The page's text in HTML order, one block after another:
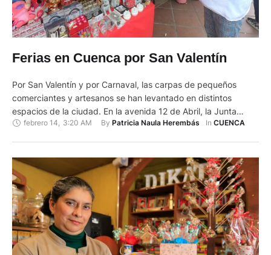
Ferias en Cuenca por San Valentín
Por San Valentín y por Carnaval, las carpas de pequeños
comerciantes y artesanos se han levantado en distintos
espacios de la ciudad. En la avenida 12 de Abril, la Junta
Nacional de Defensa del Artesano promueve una feria que
febrero 14 3:20 AM By Patricia Naula Herembás In CUENCA